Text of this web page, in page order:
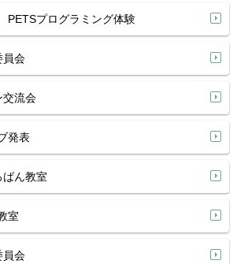
プログラミング体験
会
流会
発表
ん教室
室
員会